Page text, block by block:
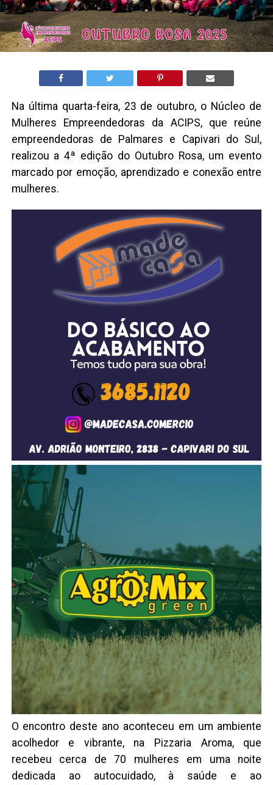
Na última quarta-feira, 23 de outubro, o Núcleo de
Mulheres Empreendedoras da ACIPS, que reúne
empreendedoras de Palmares e Capivari do Sul,
realizou a 4ª edição do Outubro Rosa, um evento
marcado por emoção, aprendizado e conexão entre
mulheres.
O encontro deste ano aconteceu em um ambiente
acolhedor e vibrante, na Pizzaria Aroma, que
recebeu cerca de 70 mulheres em uma noite
dedicada ao autocuidado, à saúde e ao